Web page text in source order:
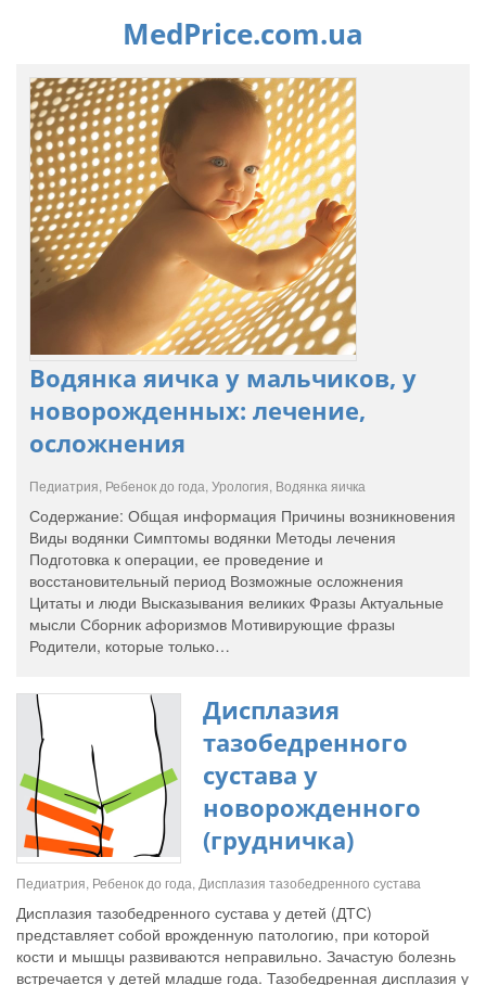
MedPrice.com.ua
Водянка яичка у мальчиков, у
новорожденных: лечение,
осложнения
Педиатрия, Ребенок до года, Урология, Водянка яичка
Содержание: Общая информация Причины возникновения
Виды водянки Симптомы водянки Методы лечения
Подготовка к операции, ее проведение и
восстановительный период Возможные осложнения
Цитаты и люди Высказывания великих Фразы Актуальные
мысли Сборник афоризмов Мотивирующие фразы
Родители, которые только…
Дисплазия
тазобедренного
сустава у
новорожденного
(грудничка)
Педиатрия, Ребенок до года, Дисплазия тазобедренного сустава
Дисплазия тазобедренного сустава у детей (ДТС)
представляет собой врожденную патологию, при которой
кости и мышцы развиваются неправильно. Зачастую болезнь
встречается у детей младше года. Тазобедренная дисплазия у